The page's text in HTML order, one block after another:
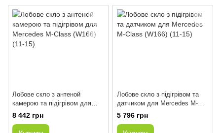
Лобове скло з антеной
камерою та підігрівом для
Mercedes M-Class (W166) (11-
8 442 грн
Лобове скло з підігрівом та
датчиком для Mercedes M-
Class (W166) (11-15)
5 796 грн